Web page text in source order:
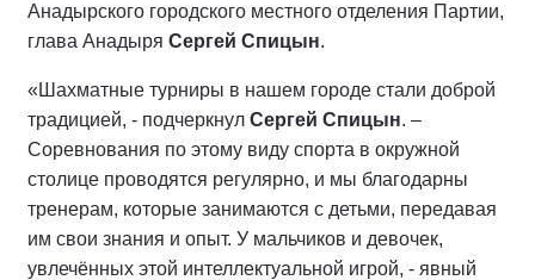
Анадырского городского местного отделения Партии,
глава Анадыря Сергей Спицын.
«Шахматные турниры в нашем городе стали доброй
традицией, - подчеркнул Сергей Спицын. –
Соревнования по этому виду спорта в окружной
столице проводятся регулярно, и мы благодарны
тренерам, которые занимаются с детьми, передавая
им свои знания и опыт. У мальчиков и девочек,
увлечённых этой интеллектуальной игрой, - явный